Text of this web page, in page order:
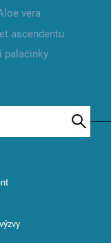
vera
ascendentu
palačinky